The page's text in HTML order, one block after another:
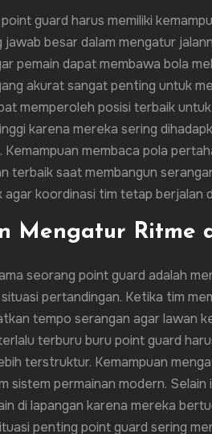
guard harus memiliki
jawab besar dalam mengatur
pemain dapat membawa bola
akurat sangat penting untuk
memperoleh posisi terbaik
karena mereka sering
Kemampuan membaca pola
terbaik saat membangun
agar koordinasi tim tetap berjalan
Mengatur Ritme
seorang point guard adalah
pertandingan. Ketika tim
tempo serangan agar lawan
terburu buru point guard
terstruktur. Kemampuan
sistem permainan modern.
di lapangan karena mereka
penting point guard sering